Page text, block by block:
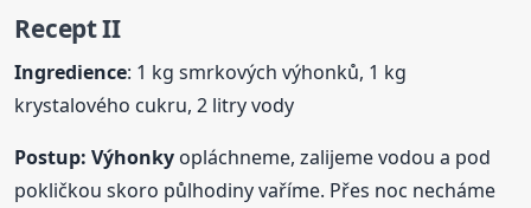
Recept II
Ingredience: 1 kg smrkových výhonků, 1 kg
krystalového cukru, 2 litry vody
Postup:Výhonky opláchneme, zalijeme vodou a pod
pokličkou skoro půlhodiny vaříme. Přes noc necháme